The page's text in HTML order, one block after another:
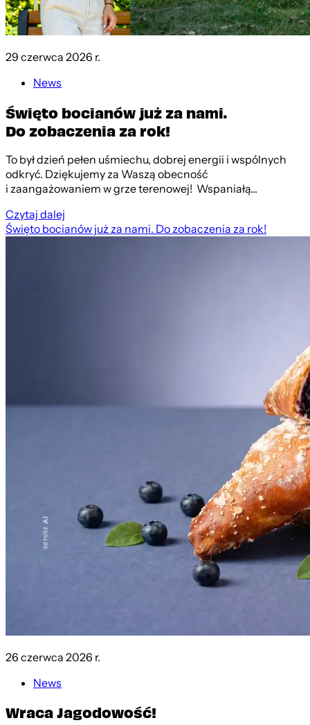
29 czerwca 2026 r.
News
Święto bocianów już za nami.
Do zobaczenia za rok!
To był dzień pełen uśmiechu, dobrej energii i wspólnych
odkryć. Dziękujemy za Waszą obecność
i zaangażowaniem w grze terenowej! Wspaniałą...
Czytaj dalej
Święto bocianów już za nami. Do zobaczenia za rok!
26 czerwca 2026 r.
News
Wraca Jagodowość!